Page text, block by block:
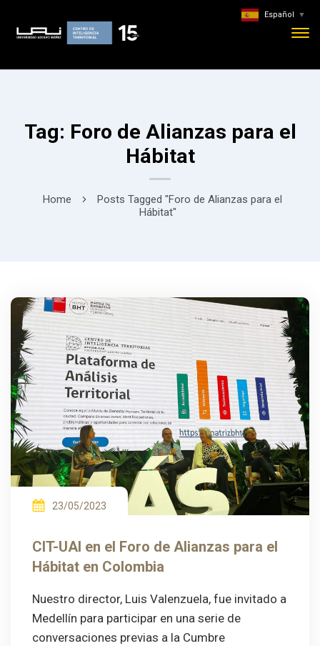
Tag: Foro de Alianzas para el
Hábitat
Home
Posts Tagged "Foro de Alianzas para el
Hábitat"
23/05/2023
CIT-UAI en el Foro de Alianzas para el
Hábitat en Colombia
Nuestro director, Luis Valenzuela, fue invitado a
Medellín para participar en una serie de
conversaciones previas a la Cumbre
Español ▼